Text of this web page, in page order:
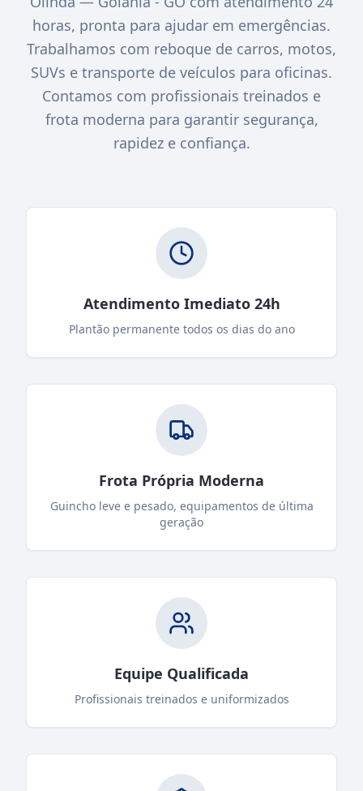
horas, pronta para ajudar em emergências.
Trabalhamos com reboque de carros, motos,
SUVs e transporte de veículos para oficinas.
Contamos com profissionais treinados e
frota moderna para garantir segurança,
rapidez e confiança.
Atendimento Imediato 24h
Plantão permanente todos os dias do ano
Frota Própria Moderna
Guincho leve e pesado, equipamentos de última
geração
Equipe Qualificada
Profissionais treinados e uniformizados